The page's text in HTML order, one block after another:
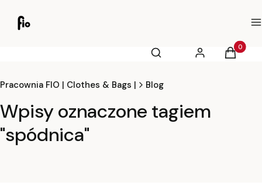
Otwórz wyszukiwarkę
Szukaj Zaloguj sięKoszyk
Pracownia FIO | Clothes & Bags | Blog
Wpisy oznaczone tagiem
"spódnica"